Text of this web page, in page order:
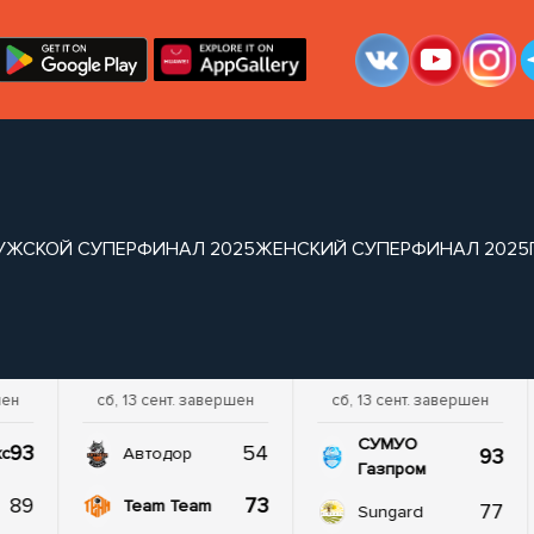
СУПЕРФИНАЛ 2025ЖЕНСКИЙ СУПЕРФИНАЛ 2025
93
89
сб, 13 сент. завершен
Автодор 54
Team Team 73
сб, 13 сент. завершен
СУМУО
Газпром
93
Sungard 77